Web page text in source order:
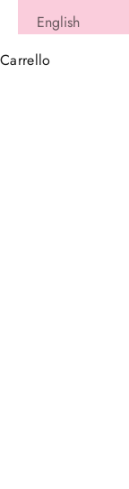
English
Carrello